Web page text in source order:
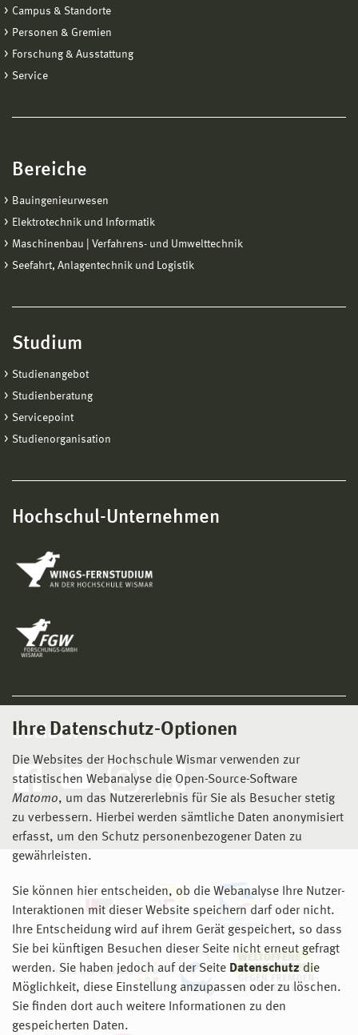
Ihre Datenschutz-Optionen
Die Websites der Hochschule Wismar verwenden zur
statistischen Webanalyse die Open-Source-Software
Matomo, um das Nutzererlebnis für Sie als Besucher stetig
zu verbessern. Hierbei werden sämtliche Daten anonymisiert
erfasst, um den Schutz personenbezogener Daten zu
gewährleisten.
Sie können hier entscheiden, ob die Webanalyse Ihre Nutzer-
Interaktionen mit dieser Website speichern darf oder nicht.
Ihre Entscheidung wird auf ihrem Gerät gespeichert, so dass
Sie bei künftigen Besuchen dieser Seite nicht erneut gefragt
werden. Sie haben jedoch auf der Seite Datenschutz die
Möglichkeit, diese Einstellung anzupassen oder zu löschen.
Sie finden dort auch weitere Informationen zu den
gespeicherten Daten.
Campus & Standorte
Personen & Gremien
Forschung & Ausstattung
Service
Bereiche
Bauingenieurwesen
Elektrotechnik und Informatik
Maschinenbau | Verfahrens- und Umwelttechnik
Seefahrt, Anlagentechnik und Logistik
Studium
Studienangebot
Studienberatung
Servicepoint
Studienorganisation
Hochschul-Unternehmen
Social Media